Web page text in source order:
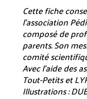
Cette fiche
l’association
composé de
parents. Son
comité
Avec l’aide des
Tout-Petits et
Illustrations :